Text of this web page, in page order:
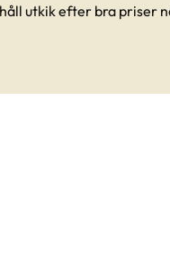
utkik efter bra priser